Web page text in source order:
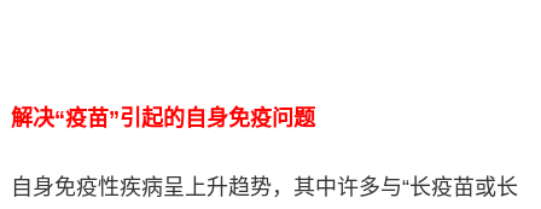
解决“疫苗”引起的自身免疫问题
自身免疫性疾病呈上升趋势，其中许多与“长疫苗或长